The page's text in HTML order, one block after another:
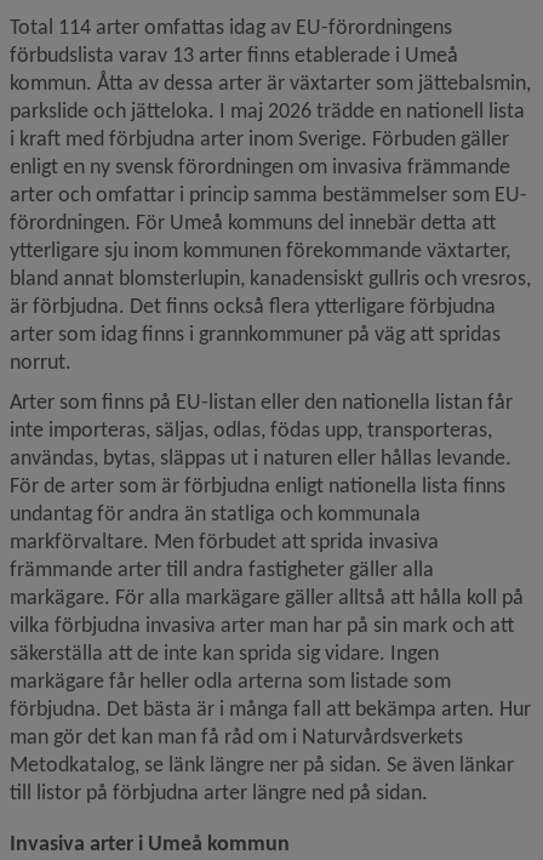
Total 114 arter omfattas idag av EU-förordningens
förbudslista varav 13 arter finns etablerade i Umeå
kommun. Åtta av dessa arter är växtarter som jättebalsmin,
parkslide och jätteloka. I maj 2026 trädde en nationell lista
i kraft med förbjudna arter inom Sverige. Förbuden gäller
enligt en ny svensk förordningen om invasiva främmande
arter och omfattar i princip samma bestämmelser som EU-
förordningen. För Umeå kommuns del innebär detta att
ytterligare sju inom kommunen förekommande växtarter,
bland annat blomsterlupin, kanadensiskt gullris och vresros,
är förbjudna. Det finns också flera ytterligare förbjudna
arter som idag finns i grannkommuner på väg att spridas
norrut.
Arter som finns på EU-listan eller den nationella listan får
inte importeras, säljas, odlas, födas upp, transporteras,
användas, bytas, släppas ut i naturen eller hållas levande.
För de arter som är förbjudna enligt nationella lista finns
undantag för andra än statliga och kommunala
markförvaltare. Men förbudet att sprida invasiva
främmande arter till andra fastigheter gäller alla
markägare. För alla markägare gäller alltså att hålla koll på
vilka förbjudna invasiva arter man har på sin mark och att
säkerställa att de inte kan sprida sig vidare. Ingen
markägare får heller odla arterna som listade som
förbjudna. Det bästa är i många fall att bekämpa arten. Hur
man gör det kan man få råd om i Naturvårdsverkets
Metodkatalog, se länk längre ner på sidan. Se även länkar
till listor på förbjudna arter längre ned på sidan.
Invasiva arter i Umeå kommun